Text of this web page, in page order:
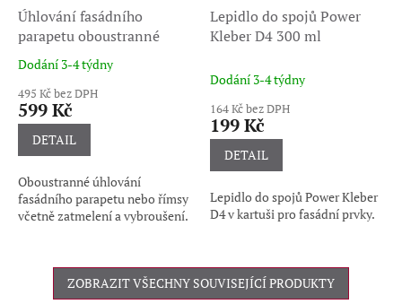
Úhlování fasádního
parapetu oboustranné
Průměrné
hodnocení
produktu
je
5,0
z
hvězdiček.
Dodání 3-4 týdny
495 Kč bez DPH
599 Kč
DETAIL
Oboustranné úhlování
fasádního parapetu nebo římsy
včetně zatmelení a vybroušení.
Lepidlo do spojů Power
Kleber D4 300 ml
Dodání 3-4 týdny
164 Kč bez DPH
199 Kč
DETAIL
Lepidlo do spojů Power Kleber
D4 v kartuši pro fasádní prvky.
ZOBRAZIT VŠECHNY SOUVISEJÍCÍ PRODUKTY